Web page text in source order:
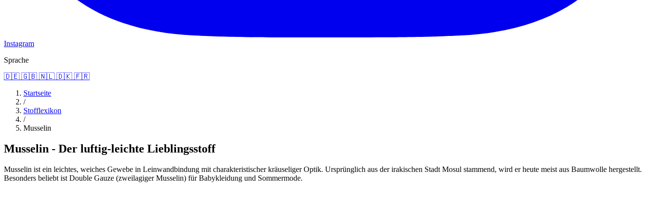
Instagram
Sprache
🇩🇪 🇬🇧 🇳🇱 🇩🇰 🇫🇷
Startseite
/
Stofflexikon
/
Musselin
Musselin - Der luftig-leichte Lieblingsstoff
Musselin ist ein leichtes, weiches Gewebe in Leinwandbindung mit charakteristischer kräuseliger Optik. Ursprünglich aus der irakischen Stadt Mosul stammend, wird er heute meist aus Baumwolle hergestellt.
Besonders beliebt ist Double Gauze (zweilagiger Musselin) für Babykleidung und Sommermode.